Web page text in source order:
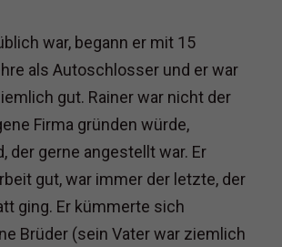
war, begann er mit 15
als Autoschlosser und er war
gut. Rainer war nicht der
Firma gründen würde,
der gerne angestellt war. Er
gut, war immer der letzte, der
ging. Er kümmerte sich
Brüder (sein Vater war ziemlich